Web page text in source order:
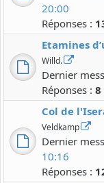
20:00
Réponses :
Etamines
Willd.
Dernier
Réponses : 8
Col de
Veldkamp
Dernier
10:16
Réponses :